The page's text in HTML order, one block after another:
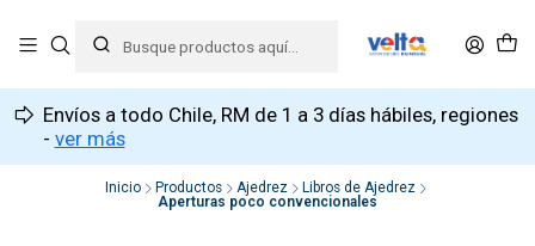
Envíos a todo Chile, RM de 1 a 3 días hábiles, regiones
- ver más
Inicio Productos Ajedrez
Libros de Ajedrez
Aperturas poco convencionales